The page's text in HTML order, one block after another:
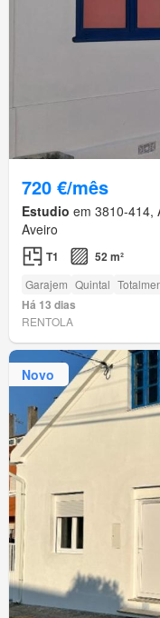
720 €/mês
Estudio em 3810-414,
Aveiro
T1 52 m²
Garajem Quintal
Há 13 dias
RENTOLA
Novo